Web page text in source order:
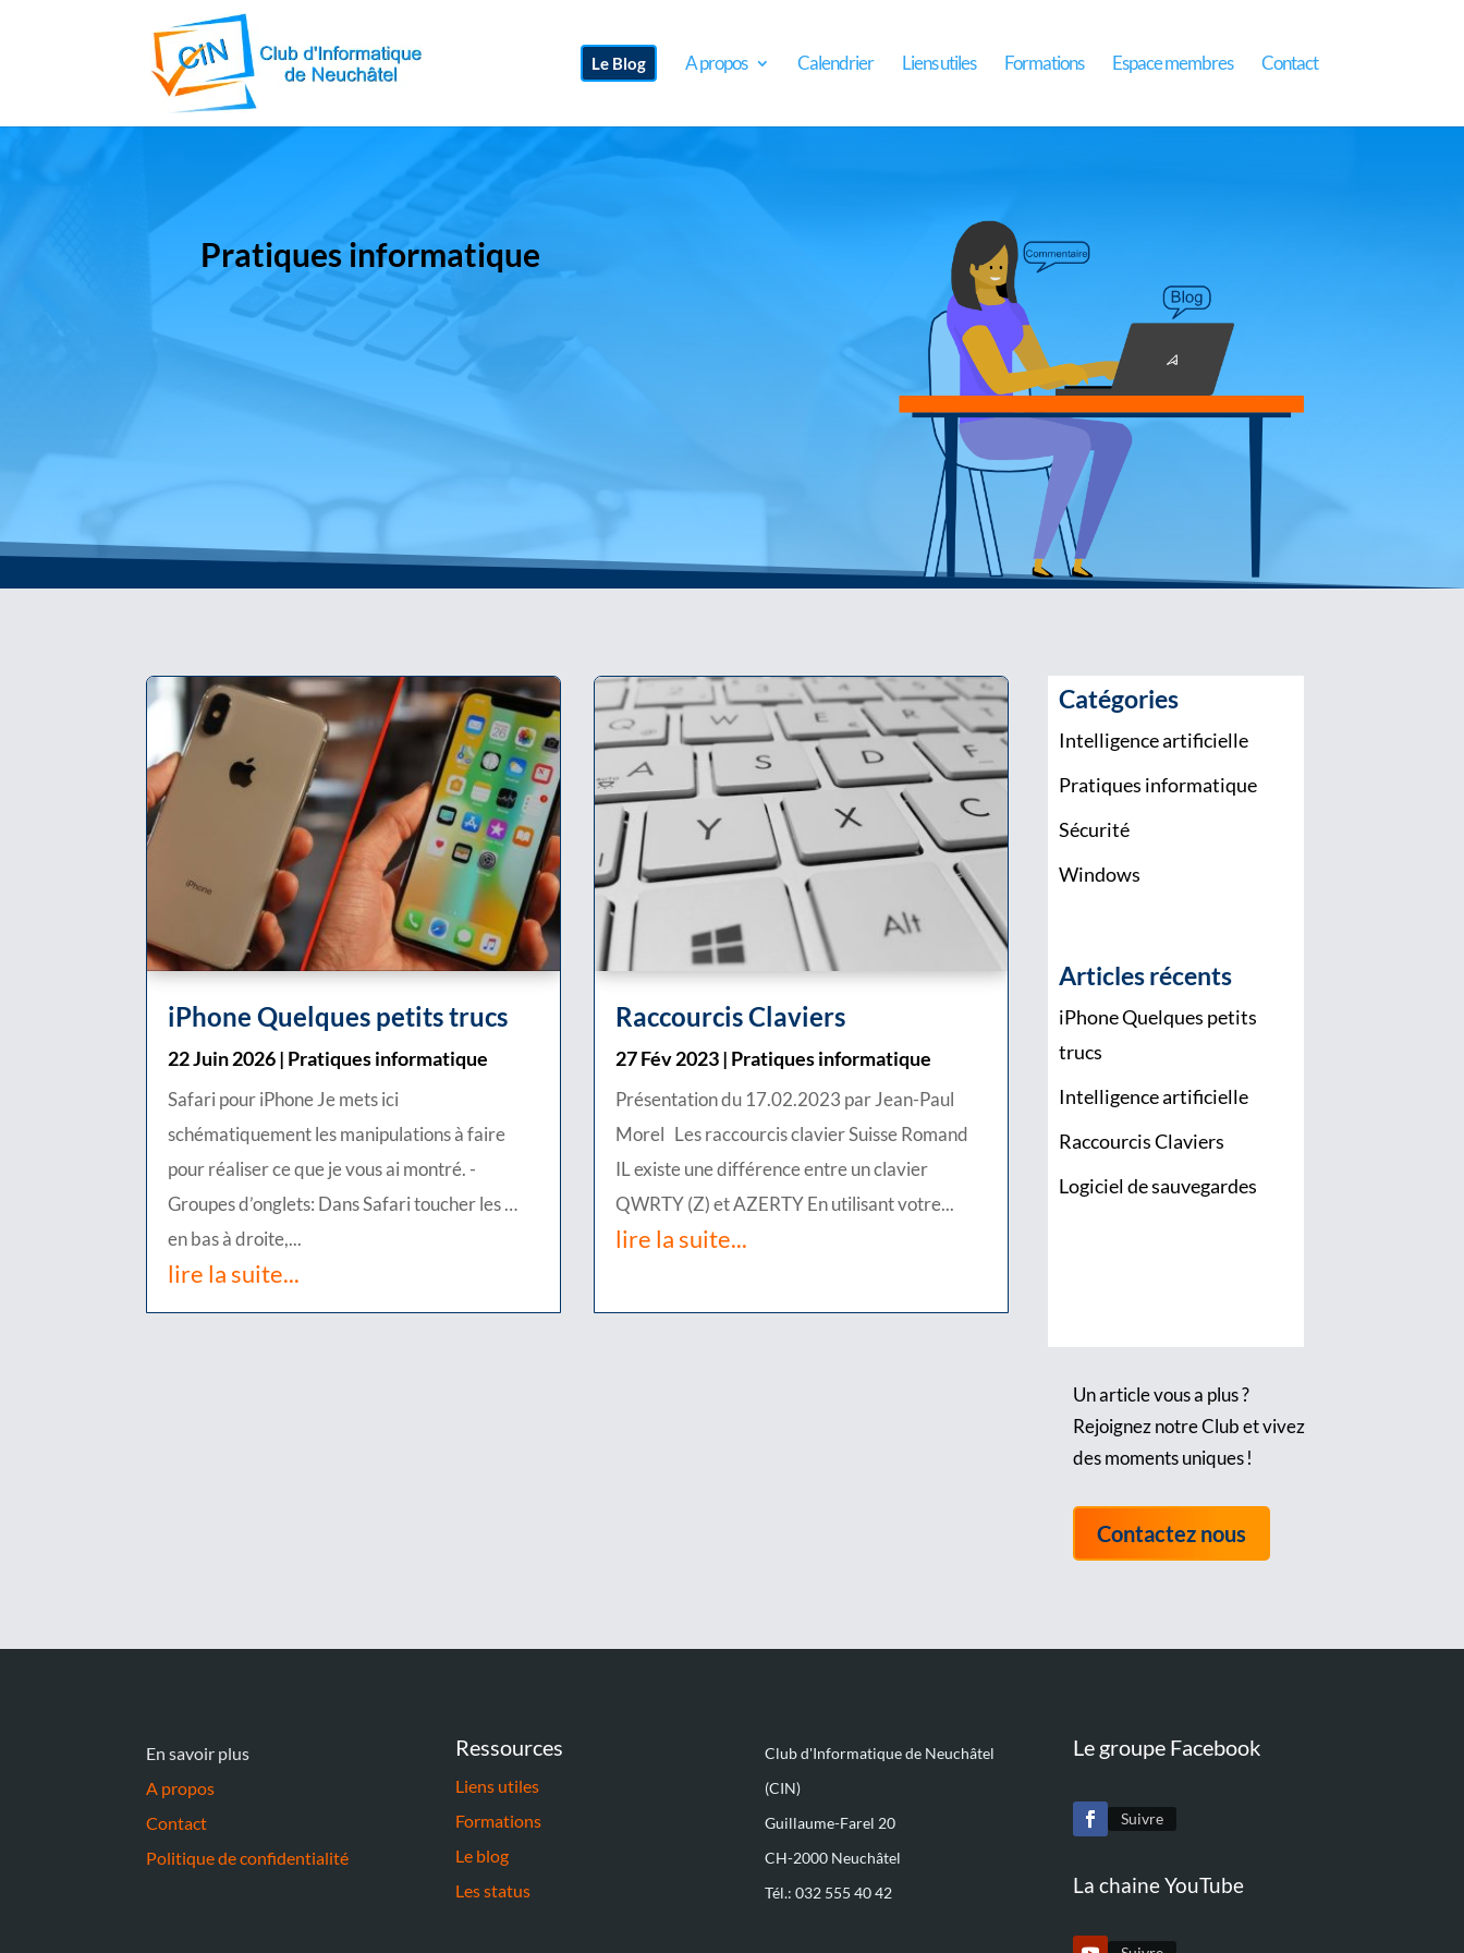
Le Blog A propos Calendrier Liens utiles Formations Espace membres Contact
Pratiques informatique
iPhone Quelques petits trucs
22 Juin 2026| Pratiques informatique
Safari pour iPhone Je mets ici
schématiquement les manipulations à faire
pour réaliser ce que je vous ai montré. -
Groupes d’onglets: Dans Safari toucher les …
en bas à droite,...
lire la suite...
Raccourcis Claviers
27 Fév 2023| Pratiques informatique
Présentation du 17.02.2023 par Jean-Paul
Morel Les raccourcis clavier Suisse Romand
IL existe une différence entre un clavier
QWRTY (Z) et AZERTY En utilisant votre...
lire la suite...
Catégories
Intelligence artificielle
Pratiques informatique
Sécurité
Windows
Articles récents
iPhone Quelques petits
trucs
Intelligence artificielle
Raccourcis Claviers
Logiciel de sauvegardes
Un article vous a plus ?
Rejoignez notre Club et vivez
des moments uniques !
Contactez nous
En savoir plus
A propos
Contact
Politique de confidentialité
Ressources
Liens utiles
Formations
Le blog
Les status
Club d'Informatique de Neuchâtel
(CIN)
Guillaume-Farel 20
CH-2000 Neuchâtel
Tél.: 032 555 40 42
Le groupe Facebook
Suivre
La chaine YouTube